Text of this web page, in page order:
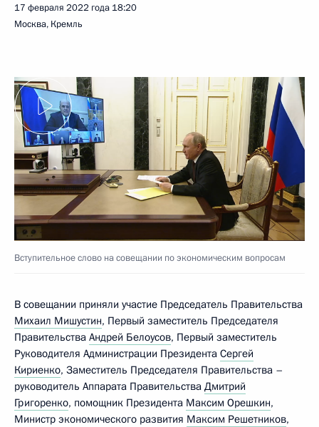
17 февраля 2022 года 18:20
Москва, Кремль
Вступительное слово на совещании по экономическим вопросам
В совещании приняли участие Председатель Правительства
Михаил Мишустин, Первый заместитель Председателя
Правительства Андрей Белоусов, Первый заместитель
Руководителя Администрации Президента Сергей
Кириенко, Заместитель Председателя Правительства –
руководитель Аппарата Правительства Дмитрий
Григоренко, помощник Президента Максим Орешкин,
Министр экономического развития Максим Решетников,